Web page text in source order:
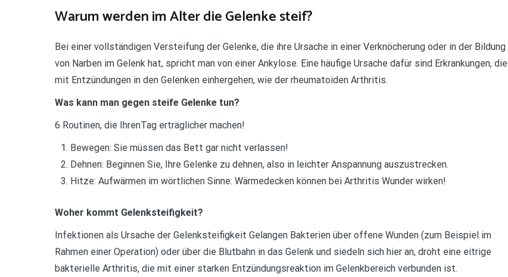
Warum werden im Alter die Gelenke steif?
Bei einer vollständigen Versteifung der Gelenke, die ihre Ursache in einer Verknöcherung oder in der Bildung
von Narben im Gelenk hat, spricht man von einer Ankylose. Eine häufige Ursache dafür sind Erkrankungen, die
mit Entzündungen in den Gelenken einhergehen, wie der rheumatoiden Arthritis.
Was kann man gegen steife Gelenke tun?
6 Routinen, die IhrenTag erträglicher machen!
Bewegen: Sie müssen das Bett gar nicht verlassen!
Dehnen: Beginnen Sie, Ihre Gelenke zu dehnen, also in leichter Anspannung auszustrecken.
Hitze: Aufwärmen im wörtlichen Sinne: Wärmedecken können bei Arthritis Wunder wirken!
Woher kommt Gelenksteifigkeit?
Infektionen als Ursache der Gelenksteifigkeit Gelangen Bakterien über offene Wunden (zum Beispiel im
Rahmen einer Operation) oder über die Blutbahn in das Gelenk und siedeln sich hier an, droht eine eitrige
bakterielle Arthritis, die mit einer starken Entzündungsreaktion im Gelenkbereich verbunden ist.